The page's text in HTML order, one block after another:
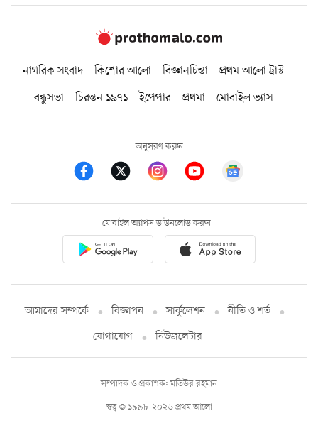
নাগরিক সংবাদ কিশোর আলো বিজ্ঞানচিন্তা
প্রথম আলো ট্রাস্ট
বন্ধুসভা
চিরন্তন ১৯৭১ ইপেপার প্রথমা মোবাইল ভ্যাস
অনুসরণ করুন
মোবাইল অ্যাপস ডাউনলোড করুন
আমাদের সম্পর্কে বিজ্ঞাপন সার্কুলেশন
নীতি ও শর্ত
যোগাযোগ
নিউজলেটার
স্বত্ব © ১৯৯৮-২০২৬ প্রথম আলো
সম্পাদক ও প্রকাশক: মতিউর রহমান